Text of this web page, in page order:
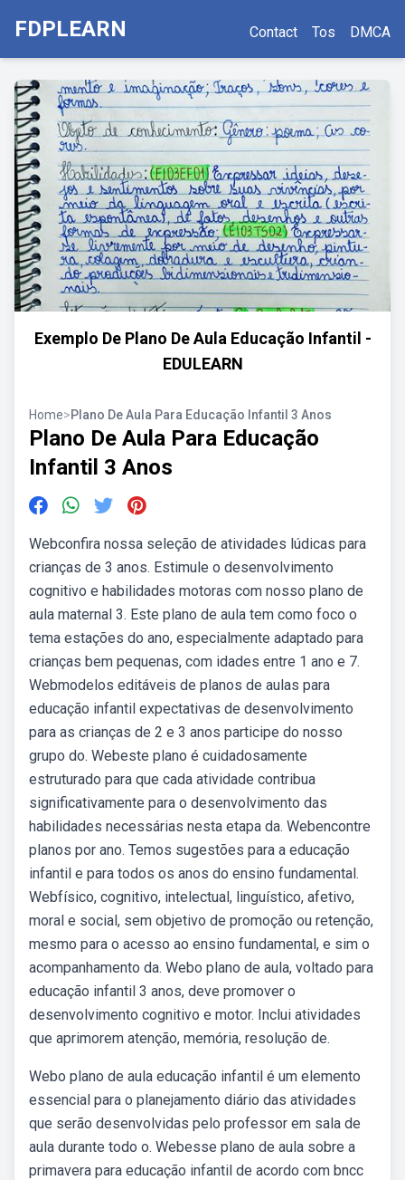
FDPLEARN Contact Tos DMCA
Exemplo De Plano De Aula Educação Infantil -
EDULEARN
Home>Plano De Aula Para Educação Infantil 3 Anos
Plano De Aula Para Educação
Infantil 3 Anos
Webconfira nossa seleção de atividades lúdicas para
crianças de 3 anos. Estimule o desenvolvimento
cognitivo e habilidades motoras com nosso plano de
aula maternal 3. Este plano de aula tem como foco o
tema estações do ano, especialmente adaptado para
crianças bem pequenas, com idades entre 1 ano e 7.
Webmodelos editáveis de planos de aulas para
educação infantil expectativas de desenvolvimento
para as crianças de 2 e 3 anos participe do nosso
grupo do. Webeste plano é cuidadosamente
estruturado para que cada atividade contribua
significativamente para o desenvolvimento das
habilidades necessárias nesta etapa da. Webencontre
planos por ano. Temos sugestões para a educação
infantil e para todos os anos do ensino fundamental.
Webfísico, cognitivo, intelectual, linguístico, afetivo,
moral e social, sem objetivo de promoção ou retenção,
mesmo para o acesso ao ensino fundamental, e sim o
acompanhamento da. Webo plano de aula, voltado para
educação infantil 3 anos, deve promover o
desenvolvimento cognitivo e motor. Inclui atividades
que aprimorem atenção, memória, resolução de.
Webo plano de aula educação infantil é um elemento
essencial para o planejamento diário das atividades
que serão desenvolvidas pelo professor em sala de
aula durante todo o. Webesse plano de aula sobre a
primavera para educação infantil de acordo com bncc